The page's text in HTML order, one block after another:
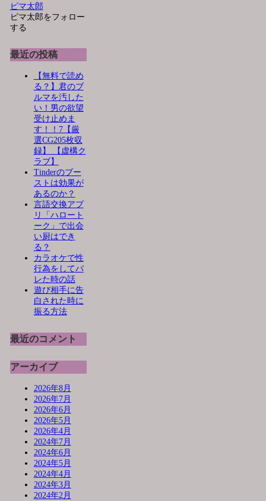
ピマ太郎
ピマ太郎をフォロー
する
最近の投稿
【無料で読め
る？】君のブ
ルマを汚した
い！男の欲望
受け止めま
す！！7【厳
選CG205枚収
録】 【虚構ク
ラブ】
Tinderのブー
ストは効果が
あるのか？
言語交換アプ
リ「ハロート
ーク」で出会
い厨はでき
る？
カラオケで性
行為をしてバ
レた時の話
遊び相手に告
白された時に
振る方法
最近のコメント
アーカイブ
2026年8月
2026年7月
2026年6月
2026年5月
2026年4月
2024年7月
2024年6月
2024年5月
2024年4月
2024年3月
2024年2月